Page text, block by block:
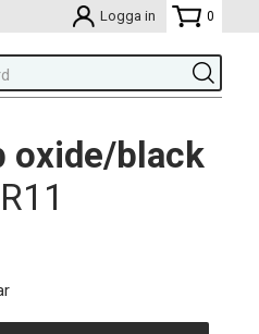
Logga in 0
oxide/black